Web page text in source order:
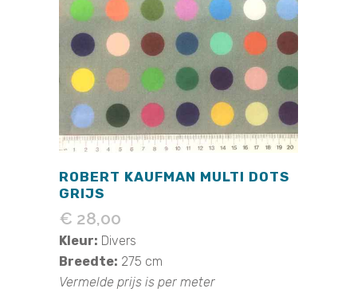
ROBERT KAUFMAN MULTI DOTS
GRIJS
€ 28,00
Kleur: Divers
Breedte: 275 cm
Vermelde prijs is per meter